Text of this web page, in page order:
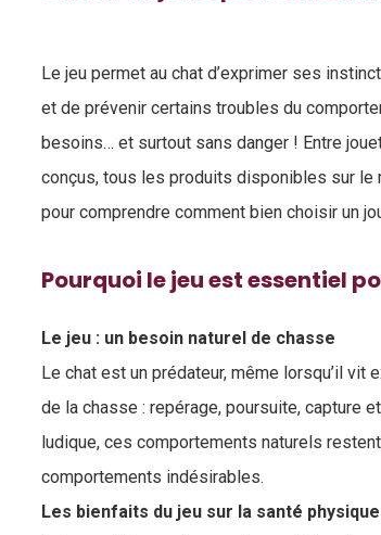
Le jeu permet au chat d’exprimer ses
et de prévenir certains troubles du
besoins… et surtout sans danger ! Entre
conçus, tous les produits disponibles sur le
pour comprendre comment bien choisir un
Pourquoi le jeu est essentiel
Le jeu : un besoin naturel de chasse
Le chat est un prédateur, même lorsqu’il
de la chasse : repérage, poursuite, capture
ludique, ces comportements naturels
comportements indésirables.
Les bienfaits du jeu sur la santé